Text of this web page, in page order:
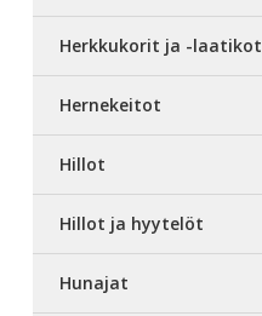
Herkkukorit ja -laatikot
Hernekeitot
Hillot
Hillot ja hyytelöt
Hunajat